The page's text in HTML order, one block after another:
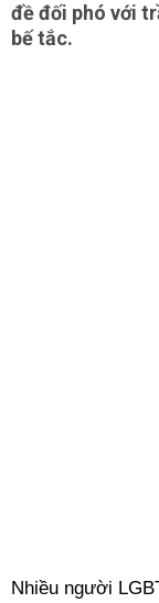
đề đối phó với
bế tắc.
Nhiều người